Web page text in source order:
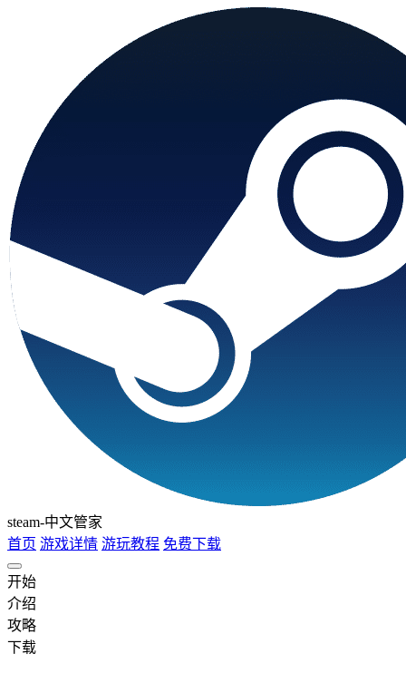
steam-中文管家
首页 游戏详情 游玩教程 免费下载
开始
介绍
攻略
下载